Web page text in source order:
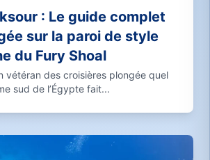
: Le guide complet
sur la paroi de style
du Fury Shoal
vétéran des croisières plongée quel
sud de l’Égypte fait...